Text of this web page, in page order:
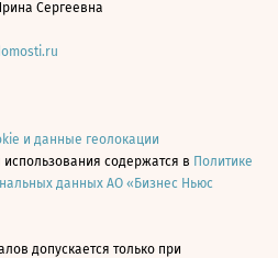
Сергеевна
и данные геолокации
использования содержатся в Политике
данных АО «Бизнес Ньюс
допускается только при